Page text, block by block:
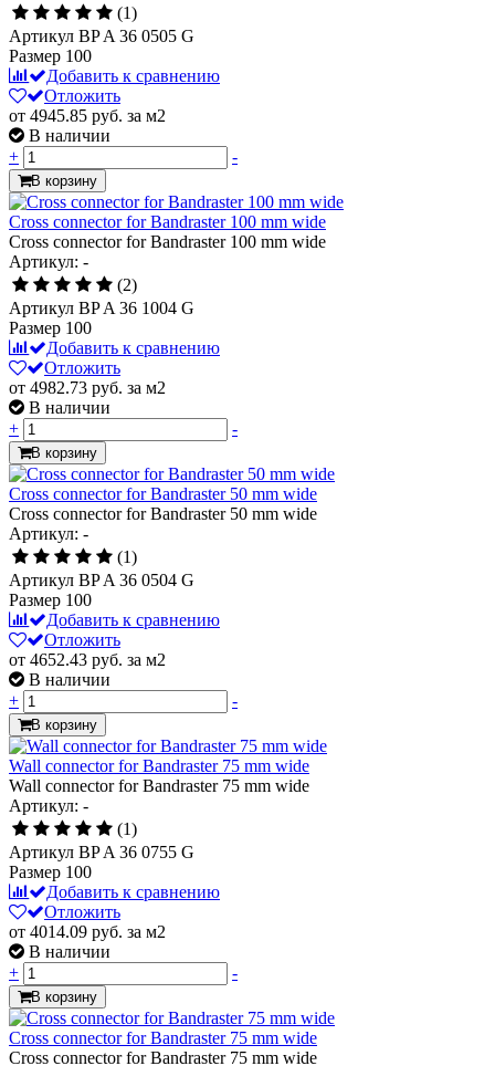
(1)
Артикул BP A 36 0505 G
Размер 100
Добавить к сравнению
Отложить
от 4945.85 руб. за м2
В наличии
+
-
В корзину
Cross connector for Bandraster 100 mm wide
Cross connector for Bandraster 100 mm wide
Артикул: -
(2)
Артикул BP A 36 1004 G
Размер 100
Добавить к сравнению
Отложить
от 4982.73 руб. за м2
В наличии
+
-
В корзину
Cross connector for Bandraster 50 mm wide
Cross connector for Bandraster 50 mm wide
Артикул: -
(1)
Артикул BP A 36 0504 G
Размер 100
Добавить к сравнению
Отложить
от 4652.43 руб. за м2
В наличии
+
-
В корзину
Wall connector for Bandraster 75 mm wide
Wall connector for Bandraster 75 mm wide
Артикул: -
(1)
Артикул BP A 36 0755 G
Размер 100
Добавить к сравнению
Отложить
от 4014.09 руб. за м2
В наличии
+
-
В корзину
Cross connector for Bandraster 75 mm wide
Cross connector for Bandraster 75 mm wide